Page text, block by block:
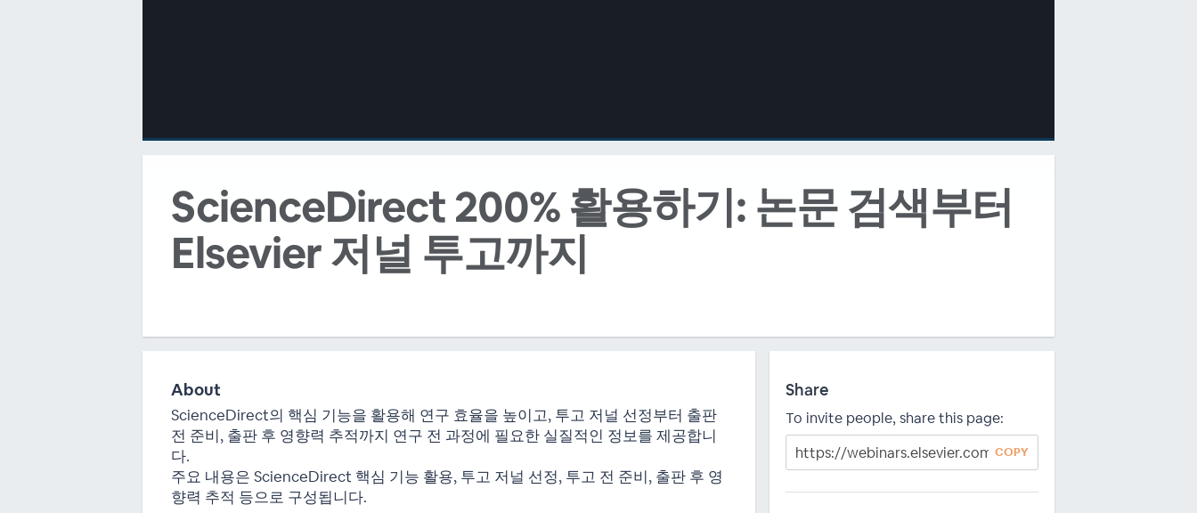
ScienceDirect 200% 활용하기: 논문 검색부터
Elsevier 저널 투고까지
Share
To invite people, share this page:
COPY
About
ScienceDirect의 핵심 기능을 활용해 연구 효율을 높이고, 투고 저널 선정부터 출판
전 준비, 출판 후 영향력 추적까지 연구 전 과정에 필요한 실질적인 정보를 제공합니
다.
주요 내용은 ScienceDirect 핵심 기능 활용, 투고 저널 선정, 투고 전 준비, 출판 후 영
향력 추적 등으로 구성됩니다.